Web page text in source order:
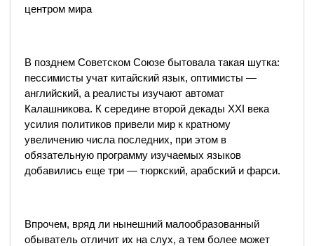
центром мира
В позднем Советском Союзе бытовала такая шутка:
пессимисты учат китайский язык, оптимисты —
английский, а реалисты изучают автомат
Калашникова. К середине второй декады XXI века
усилия политиков привели мир к кратному
увеличению числа последних, при этом в
обязательную программу изучаемых языков
добавились еще три — тюркский, арабский и фарси.
Впрочем, вряд ли нынешний малообразованный
обыватель отличит их на слух, а тем более может